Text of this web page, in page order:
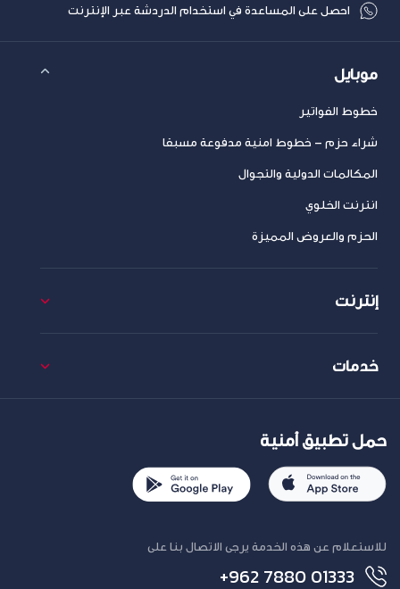
احصل على المساعدة في استخدام الدردشة عبر الإنترنت
موبايل
خطوط الفواتير
شراء حزم – خطوط امنية مدفوعة مسبقا
المكالمات الدولية والتجوال
انترنت الخلوي
الحزم والعروض المميزة
إنترنت
خدمات
حمل تطبيق أمنية
للاستعلام عن هذه الخدمة يرجى الاتصال بنا على
+962 7880 01333